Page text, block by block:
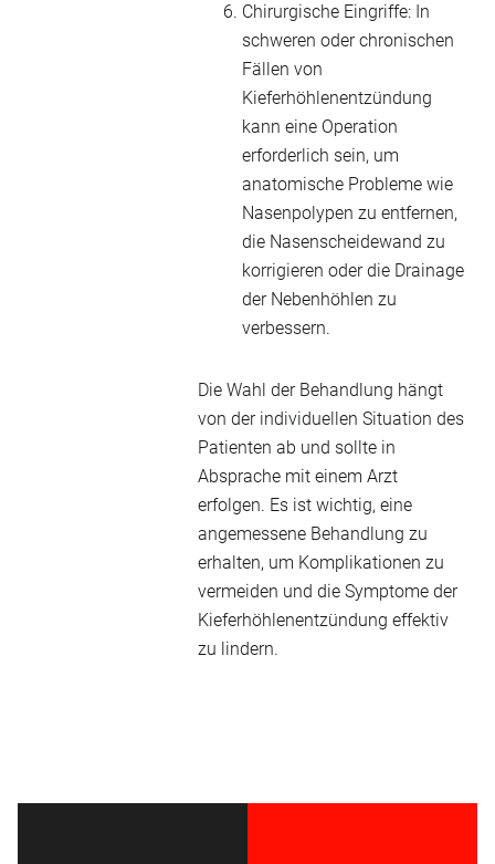
Chirurgische Eingriffe: In
schweren oder chronischen
Fällen von
Kieferhöhlenentzündung
kann eine Operation
erforderlich sein, um
anatomische Probleme wie
Nasenpolypen zu entfernen,
die Nasenscheidewand zu
korrigieren oder die Drainage
der Nebenhöhlen zu
verbessern.
Die Wahl der Behandlung hängt
von der individuellen Situation des
Patienten ab und sollte in
Absprache mit einem Arzt
erfolgen. Es ist wichtig, eine
angemessene Behandlung zu
erhalten, um Komplikationen zu
vermeiden und die Symptome der
Kieferhöhlenentzündung effektiv
zu lindern.